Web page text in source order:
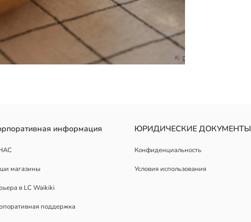
информация
магазины
в LC Waikiki
поддержка
ЮРИДИЧЕСКИЕ ДОКУМЕНТЫ
Конфиденциальность
Условия использования